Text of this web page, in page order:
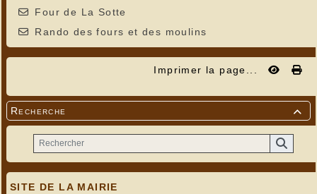
Four de La Sotte
Rando des fours et des moulins
Imprimer la page...

Recherche
SITE DE LA MAIRIE